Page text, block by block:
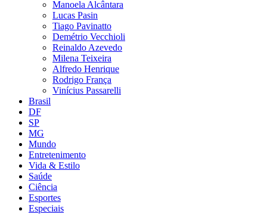
Manoela Alcântara
Lucas Pasin
Tiago Pavinatto
Demétrio Vecchioli
Reinaldo Azevedo
Milena Teixeira
Alfredo Henrique
Rodrigo França
Vinícius Passarelli
Brasil
DF
SP
MG
Mundo
Entretenimento
Vida & Estilo
Saúde
Ciência
Esportes
Especiais